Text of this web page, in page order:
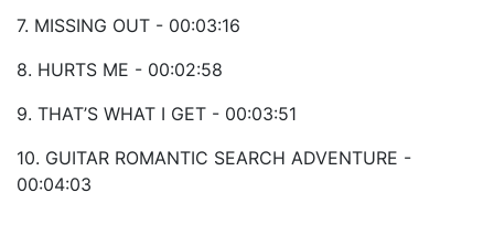
7. MISSING OUT - 00:03:16
8. HURTS ME - 00:02:58
9. THAT’S WHAT I GET - 00:03:51
10. GUITAR ROMANTIC SEARCH ADVENTURE -
00:04:03